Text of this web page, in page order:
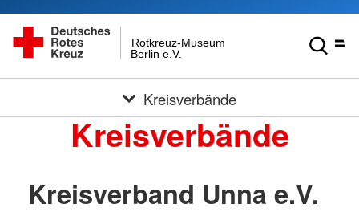
Berlin e.V.
Rotkreuz-Museum
Kreisverbände
Kreisverbände
Kreisverband Unna e.V.